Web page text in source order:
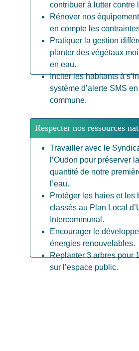
contribuer à lutter contre
Rénover nos
en compte les
Pratiquer la gestion
planter des végétaux
en eau.
Inciter les habitants à
système d’alerte SMS
commune.
Travailler avec le
l’Oudon pour préserver
quantité de notre
l’eau.
Protéger les haies et les
classés au Plan Local
Intercommunal.
Encourager le
énergies renouvelables.
Replanter 3 arbres pour
sur l’espace public.
Respecter nos ressources